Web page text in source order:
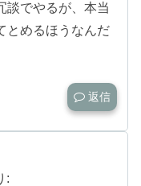
談でやるが、本当
とめるほうなんだ
返信
: